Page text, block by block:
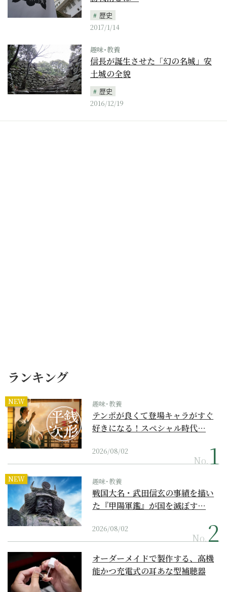
歴史
2017/1/14
趣味･教養
信長が誕生させた「幻の名城」安
土城の全貌
歴史
2016/12/19
ランキング
NEW 趣味･教養
テンポが良くて登場キャラがすぐ
好きになる！スペシャル時代…
2026/08/02
No.
NEW 趣味･教養
戦国大名・武田信玄の事績を描い
た『甲陽軍鑑』が国を滅ぼす…
2026/08/02
No.
オーダーメイドで製作する、高機
能かつ充電式の耳あな型補聴器